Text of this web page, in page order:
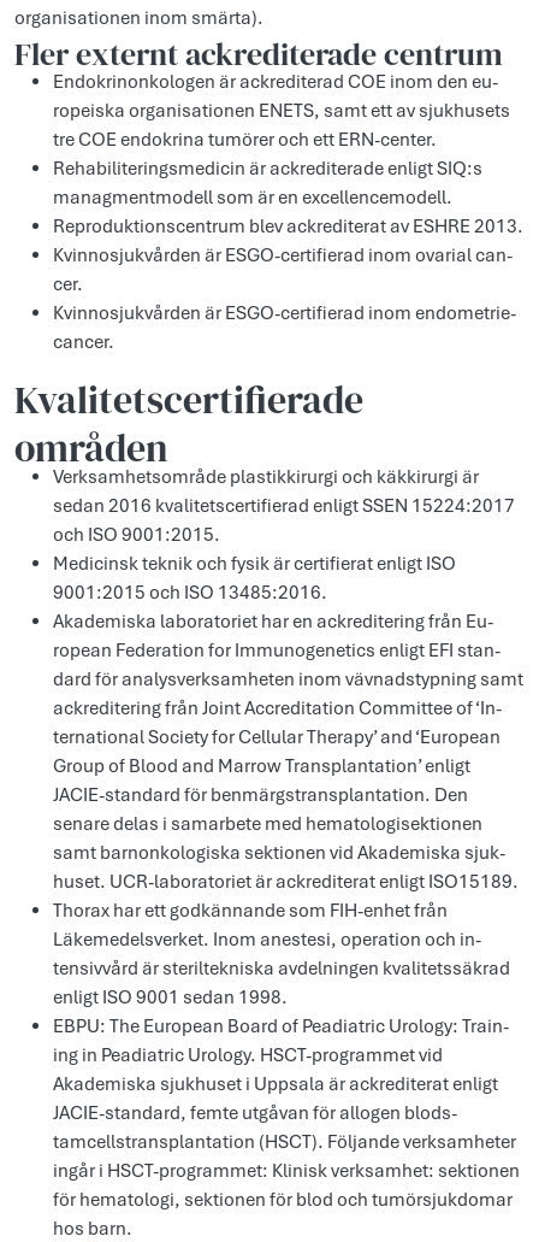
or­ganisatio­nen inom smär­ta).
Fler ex­ternt ack­rediterade cent­rum
En­dokrinon­kologen är ack­rediterad COE inom den eu­
ropeis­ka or­ganisatio­nen ENETS, samt ett av ­sjuk­husets
tre COE en­dokrina tumörer och ett ERN-cen­ter.
Rehabiliterings­medicin är ack­rediterade en­ligt SIQ:s
manag­mentmodell som är en ex­cellen­cemodell.
Rep­roduk­ti­ons­centrum blev ack­rediterat av ESHRE 2013.
Kvin­no­sjuk­vården är ESGO-cer­tifie­rad inom ovarial can­
cer.
Kvin­no­sjuk­vården är ESGO-cer­tifie­rad inom en­domet­rie­
can­cer.
Kvalitetscertifierade
områden
Verk­samhet­sområde plas­tikkirur­gi och käk­kirur­gi är
sedan 2016 kvalitets­certifie­rad en­ligt SSEN 15224:2017
och ISO 9001:2015.
Medicinsk tek­nik och fysik är cer­tifie­rat en­ligt ISO
9001:2015 och ISO 13485:2016.
Akademis­ka laboratoriet har en ack­reditering från Eu­
ropean Federati­on for Im­munogenetics en­ligt EFI stan­
dard för analys­verksam­heten inom väv­nadstyp­n­ing samt
ack­reditering från Joint Acc­reditati­on Com­mittee of ‘In­
ternatio­nal Socie­ty for Cel­lular Therapy’ and ‘Eu­ropean
Group of Blood and Mar­row Transp­lantati­on’ en­ligt
JACIE-stan­dard för ben­märgstransp­lantati­on. Den
senare delas i samar­bete med hematologisek­tio­nen
samt bar­nonkologis­ka sek­tio­nen vid Akademis­ka ­sjuk­
huset. UCR-laboratoriet är ack­rediterat en­ligt ISO15189.
Thorax har ett god­kännan­de som FIH-enhet från
Läkemedels­verket. Inom anes­tesi, operati­on och in­
tensiv­vård är steril­teknis­ka av­delnin­gen kvalitets­säkrad
en­ligt ISO 9001 sedan 1998.
EBPU: The Eu­ropean Board of Pea­diat­ric Urology: Trai­n­
ing in Pea­diat­ric Urology. HSCT-prog­rammet vid
Akademis­ka ­sjuk­huset i Upp­sala är ack­rediterat en­ligt
JACIE-stan­dard, femte ut­gåvan för al­logen blods­
tamcellst­ransplan­tati­on (HSCT). Föl­jan­de verk­samheter
ingår i HSCT-prog­rammet: Klinisk verk­samhet: sek­tio­nen
för hematologi, sek­tio­nen för blod och tumörs­jukdomar
hos barn.